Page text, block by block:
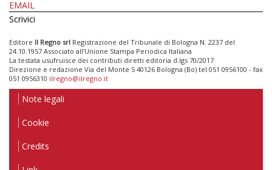
EMAIL
Scrivici
Editore Il Regno srl Registrazione del Tribunale di Bologna N. 2237 del
24.10.1957 Associato all’Unione Stampa Periodica Italiana
La testata usufruisce dei contributi diretti editoria d.lgs 70/2017
Direzione e redazione Via del Monte 5 40126 Bologna (Bo) tel 051 0956100 - fax
051 0956310 ilregno@ilregno.it
Note legali
Cookie
Credits